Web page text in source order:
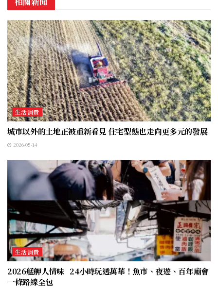
生活消費
城市以外的土地正被重新看見 住宅型態也走向更多元的發展
2026-05-14
生活消費
2026艋舺人情味 24小時玩透萬華！魚市、夜遊、百年廟會
一條路線全包